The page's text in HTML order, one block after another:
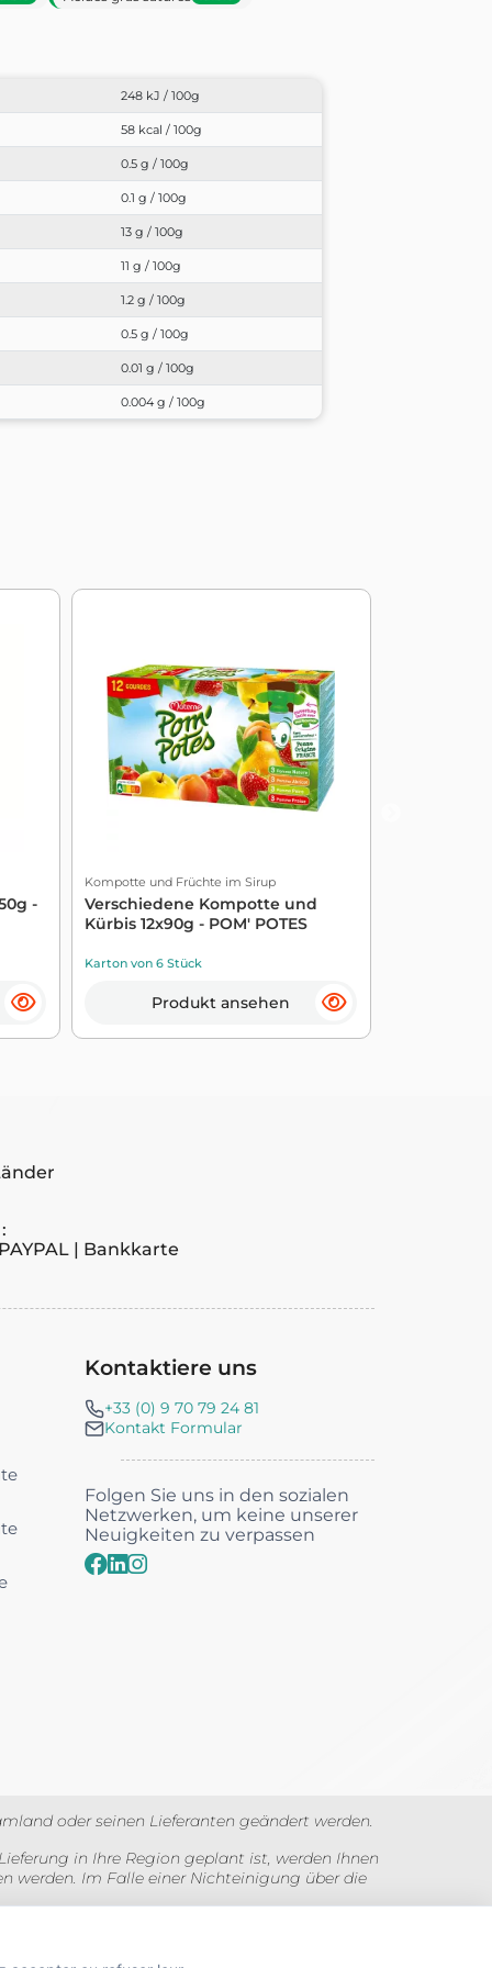
248 kJ / 100g
58 kcal / 100g
0.5 g / 100g
0.1 g / 100g
13 g / 100g
11 g / 100g
1.2 g / 100g
0.5 g / 100g
0.01 g / 100g
0.004 g / 100g
-
Kompotte und Früchte im Sirup
Verschiedene Kompotte und
Kürbis 12x90g - POM' POTES
Karton von 6 Stück
Produkt ansehen
| Bankkarte
Kontaktiere uns
+33 (0) 9 70 79 24 81
Kontakt Formular
Folgen Sie uns in den sozialen
Netzwerken, um keine unserer
Neuigkeiten zu verpassen
oder seinen Lieferanten geändert werden.
in Ihre Region geplant ist, werden Ihnen
werden. Im Falle einer Nichteinigung über die
angezeigt. Bilder sind nicht vertraglich.